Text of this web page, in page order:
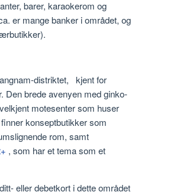
barer, karaokerom og
er mange banker i området, og
distriktet, kjent for
Den brede avenyen med ginko-
motesenter som huser
konseptbutikker som
rom, samt
, som har et tema som et
eller debetkort i dette området